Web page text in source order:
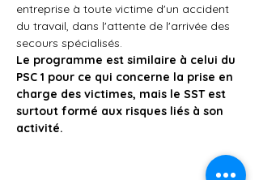
entreprise à toute victime d'un accident
du travail, dans l'attente de l'arrivée des
secours spécialisés.
Le programme est similaire à celui du
PSC 1 pour ce qui concerne la prise en
charge des victimes, mais le SST est
surtout formé aux risques liés à son
activité.